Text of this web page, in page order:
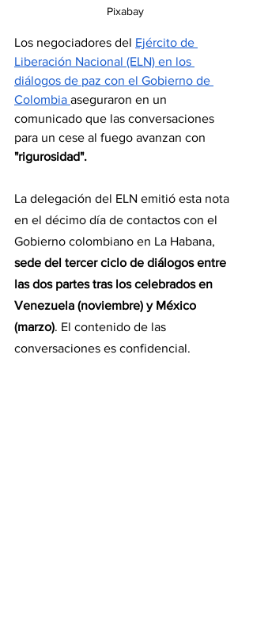
Pixabay
Los negociadores del Ejército de
Liberación Nacional (ELN) en los
diálogos de paz con el Gobierno de
Colombia aseguraron en un
comunicado que las conversaciones
para un cese al fuego avanzan con
"rigurosidad".
La delegación del ELN emitió esta nota
en el décimo día de contactos con el
Gobierno colombiano en La Habana,
sede del tercer ciclo de diálogos entre
las dos partes tras los celebrados en
Venezuela (noviembre) y México
(marzo). El contenido de las
conversaciones es confidencial.